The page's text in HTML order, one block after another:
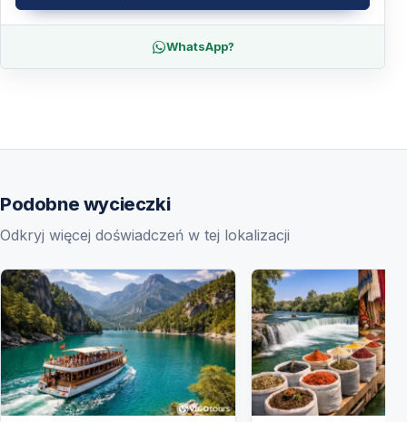
WhatsApp?
Podobne wycieczki
Odkryj więcej doświadczeń w tej lokalizacji